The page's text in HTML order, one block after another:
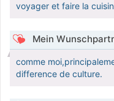
voyager et faire la
Mein
comme
difference de culture.